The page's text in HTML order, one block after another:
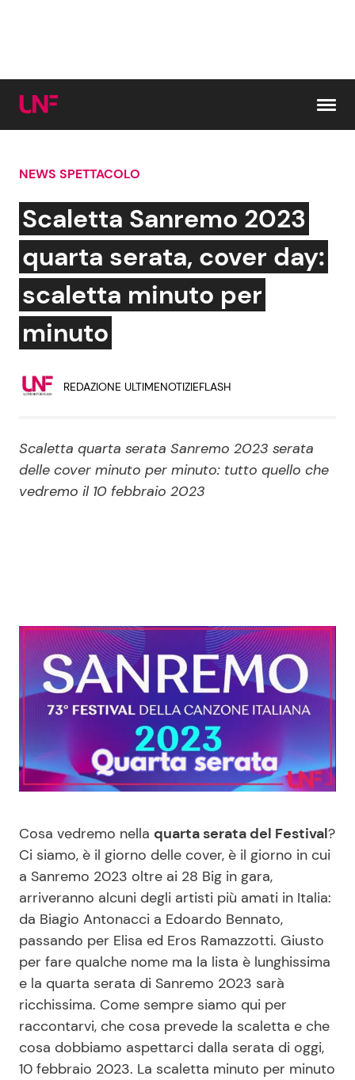
Cerca:
News e Cronaca
Attualità Italiana
Dal Mondo
Politica
Gossip e TV
Bellezze VIP
Reality e Talent
News Musica
News Spettacolo
Casa
Mondo Mamma
News benessere
Salute
Viaggi e Turismo
Festività
Cucina e Ricette
Consigli di Cucina
Le Ricette in TV
Primi Piatti
Ricette Facili e Veloci
Ricette Feste
Ricette per Bambini
NEWS SPETTACOLO
Scaletta Sanremo 2023
quarta serata, cover day:
scaletta minuto per
minuto
REDAZIONE ULTIMENOTIZIEFLASH
Scaletta quarta serata Sanremo 2023 serata
delle cover minuto per minuto: tutto quello che
vedremo il 10 febbraio 2023
Cosa vedremo nella quarta serata del Festival?
Ci siamo, è il giorno delle cover, è il giorno in cui
a Sanremo 2023 oltre ai 28 Big in gara,
arriveranno alcuni degli artisti più amati in Italia:
da Biagio Antonacci a Edoardo Bennato,
passando per Elisa ed Eros Ramazzotti. Giusto
per fare qualche nome ma la lista è lunghissima
e la quarta serata di Sanremo 2023 sarà
ricchissima. Come sempre siamo qui per
raccontarvi, che cosa prevede la scaletta e che
cosa dobbiamo aspettarci dalla serata di oggi,
10 febbraio 2023. La scaletta minuto per minuto